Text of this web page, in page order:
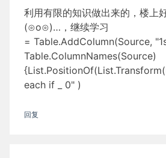
利用有限的知识做出来的，楼上
(⊙o⊙)…，继续学习
= Table.AddColumn(Source,
Table.ColumnNames(Source)
each if _ 0" )
回复